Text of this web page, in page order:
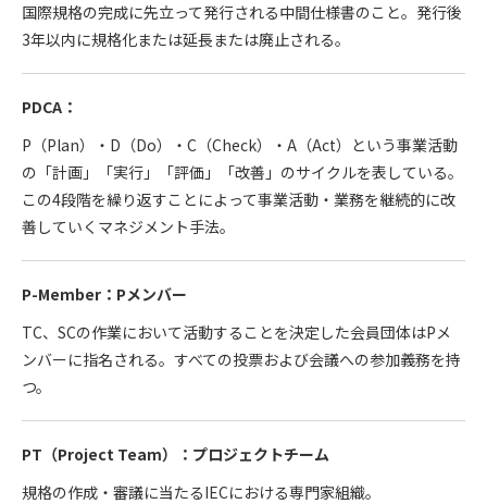
国際規格の完成に先立って発行される中間仕様書のこと。発行後
3年以内に規格化または延長または廃止される。
PDCA：
P（Plan）・D（Do）・C（Check）・A（Act）という事業活動
の「計画」「実行」「評価」「改善」のサイクルを表している。
この4段階を繰り返すことによって事業活動・業務を継続的に改
善していくマネジメント手法。
P-Member：Pメンバー
TC、SCの作業において活動することを決定した会員団体はPメ
ンバーに指名される。すべての投票および会議への参加義務を持
つ。
PT（Project Team）：プロジェクトチーム
規格の作成・審議に当たるIECにおける専門家組織。